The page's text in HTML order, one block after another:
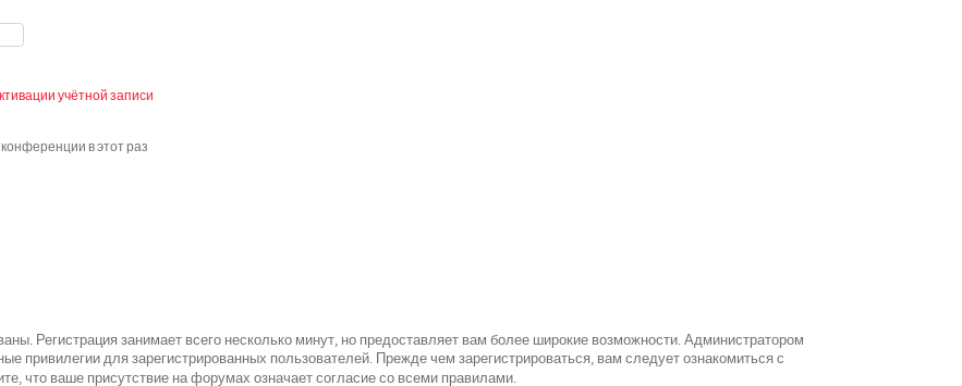
учётной записи
в этот раз
Регистрация занимает всего несколько минут, но предоставляет вам более широкие возможности. Администратором
привилегии для зарегистрированных пользователей. Прежде чем зарегистрироваться, вам следует ознакомиться с
что ваше присутствие на форумах означает согласие со всеми правилами.